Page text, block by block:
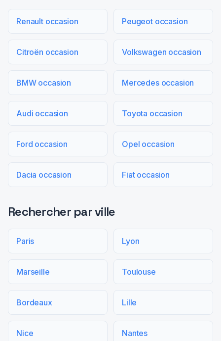
Renault occasion Peugeot occasion
Citroën occasion Volkswagen occasion
BMW occasion Mercedes occasion
Audi occasion Toyota occasion
Ford occasion Opel occasion
Dacia occasion Fiat occasion
Rechercher par ville
Paris Lyon
Marseille Toulouse
Bordeaux Lille
Nice Nantes